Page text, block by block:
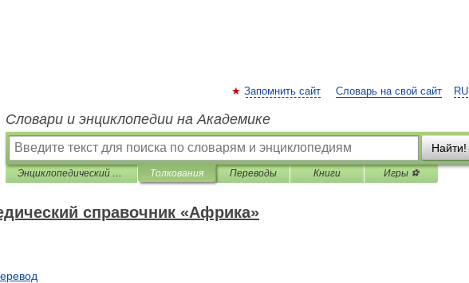
RU
Запомнить сайт Словарь на свой сайт
Словари и энциклопедии на Академике
Найти!
Энциклопедический справочник «Африка» Толкования Переводы Книги Игры ⚽
справочник «Африка»